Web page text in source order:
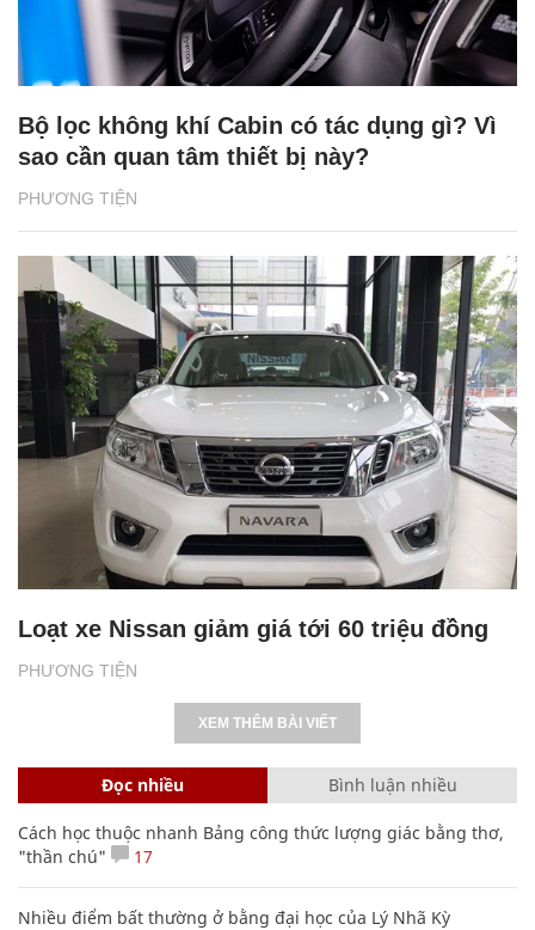
PHƯƠNG TIỆN
Bộ lọc không khí Cabin có tác dụng gì? Vì
sao cần quan tâm thiết bị này?
PHƯƠNG TIỆN
Loạt xe Nissan giảm giá tới 60 triệu đồng
XEM THÊM BÀI VIẾT
Đọc nhiều Bình luận nhiều
Cách học thuộc nhanh Bảng công thức lượng giác bằng thơ,
"thần chú"
17
Nhiều điểm bất thường ở bằng đại học của Lý Nhã Kỳ